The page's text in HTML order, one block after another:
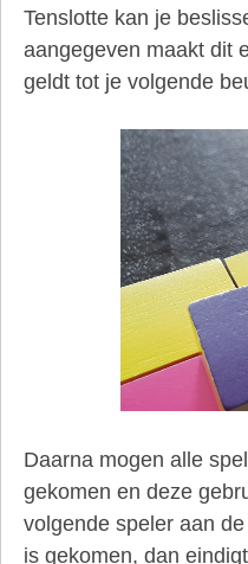
Tenslotte kan je
aangegeven maakt dit
geldt tot je volgende
Daarna mogen alle
gekomen en deze
volgende speler aan
is gekomen, dan